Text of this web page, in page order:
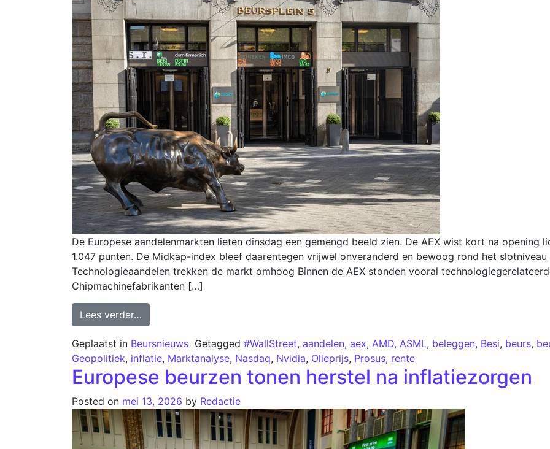
De Europese aandelenmarkten lieten dinsdag een gemengd beeld zien. De AEX wist kort na opening
1.047 punten. De Midkap-index bleef daarentegen vrijwel onveranderd en bewoog rond het
Technologieaandelen trekken de markt omhoog Binnen de AEX stonden vooral
Chipmachinefabrikanten […]
Lees verder…
Geplaatst in Beursnieuws Getagged #WallStreet, aandelen, aex, AMD, ASML, beleggen, Besi, beurs,
Geopolitiek, inflatie, Marktanalyse, Nasdaq, Nvidia, Olieprijs, Prosus, rente
Europese beurzen tonen herstel na inflatiezorgen
Posted on mei 13, 2026 by Redactie